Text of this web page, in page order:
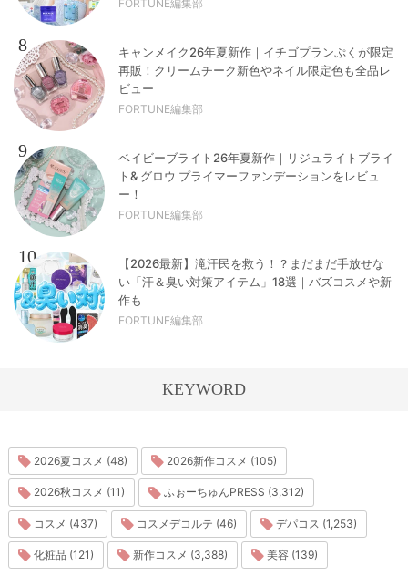
FORTUNE編集部
8
キャンメイク26年夏新作｜イチゴプランぷくが限定
再販！クリームチーク新色やネイル限定色も全品レ
ビュー
FORTUNE編集部
9
ベイビーブライト26年夏新作｜リジュライトブライ
ト& グロウ プライマーファンデーションをレビュ
ー！
FORTUNE編集部
10
【2026最新】滝汗民を救う！？まだまだ手放せな
い「汗＆臭い対策アイテム」18選｜バズコスメや新
作も
FORTUNE編集部
KEYWORD
2026夏コスメ (48) 2026新作コスメ (105)
2026秋コスメ (11) ふぉーちゅんPRESS (3,312)
コスメ (437) コスメデコルテ (46) デパコス (1,253)
化粧品 (121) 新作コスメ (3,388) 美容 (139)